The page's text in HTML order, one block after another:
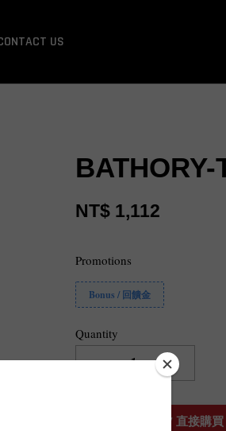
US
NT$ 1,112
Promotions
Bonus / 回饋金
Quantity
- +
BUY NOW / 直接購買